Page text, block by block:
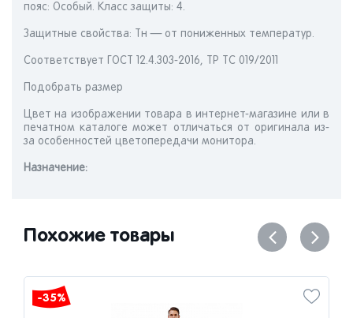
пояс: Особый. Класс защиты: 4.
Защитные свойства: Тн — от пониженных температур.
Соответствует ГОСТ 12.4.303-2016, ТР ТС 019/2011
Подобрать размер
Цвет на изображении товара в интернет-магазине или в
печатном каталоге может отличаться от оригинала из-
за особенностей цветопередачи монитора.
Назначениe:
Похожие товары
-35%